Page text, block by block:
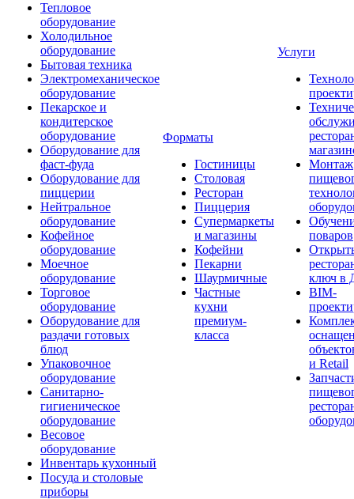
Тепловое
оборудование
Холодильное
оборудование
Бытовая техника
Электромеханическое
оборудование
Пекарское и
кондитерское
оборудование
Оборудование для
фаст-фуда
Оборудование для
пиццерии
Нейтральное
оборудование
Кофейное
оборудование
Моечное
оборудование
Торговое
оборудование
Оборудование для
раздачи готовых
блюд
Упаковочное
оборудование
Санитарно-
гигиеническое
оборудование
Весовое
оборудование
Инвентарь кухонный
Посуда и столовые
приборы
Форматы
Гостиницы
Столовая
Ресторан
Пиццерия
Супермаркеты
и магазины
Кофейни
Пекарни
Шаурмичные
Частные
кухни
премиум-
класса
Услуги
Монтаж
поваров
ключ в
BIM-
и Retail